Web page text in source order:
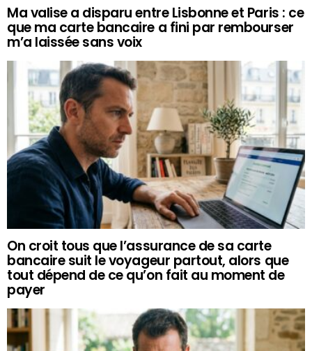
Ma valise a disparu entre Lisbonne et Paris : ce
que ma carte bancaire a fini par rembourser
m’a laissée sans voix
On croit tous que l’assurance de sa carte
bancaire suit le voyageur partout, alors que
tout dépend de ce qu’on fait au moment de
payer